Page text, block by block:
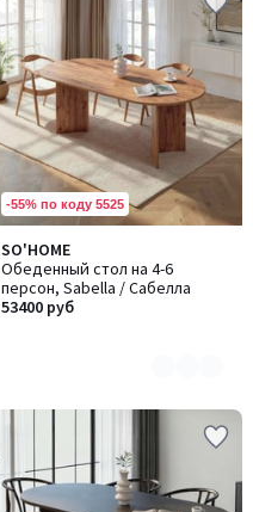
-55% по коду 5525
SO'HOME
Обеденный стол на 4-6
персон, Sabella / Сабелла
53400 руб
Количество
цветов:
3